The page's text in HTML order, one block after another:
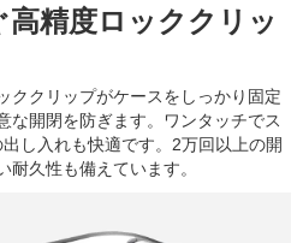
精度ロッククリッ
ククリップがケースをしっかり固定
な開閉を防ぎます。ワンタッチでス
し入れも快適です。2万回以上の開
耐久性も備えています。